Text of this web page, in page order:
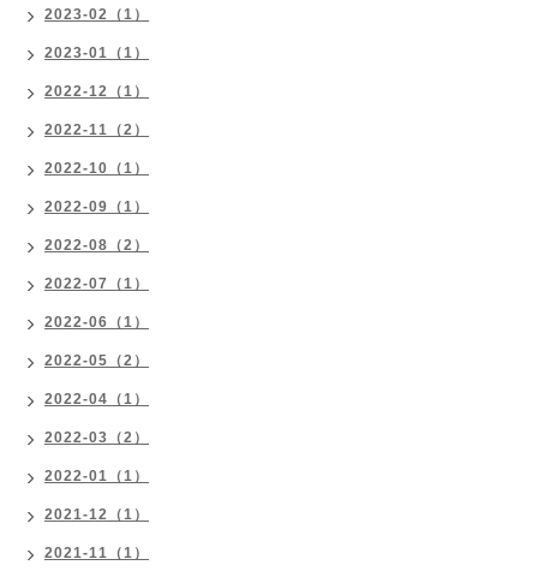
2023-02（1）
2023-01（1）
2022-12（1）
2022-11（2）
2022-10（1）
2022-09（1）
2022-08（2）
2022-07（1）
2022-06（1）
2022-05（2）
2022-04（1）
2022-03（2）
2022-01（1）
2021-12（1）
2021-11（1）